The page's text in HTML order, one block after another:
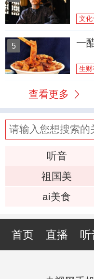
文化
5 一
生财
查看更多
听音
祖国美
ai美食
首页 直播 听